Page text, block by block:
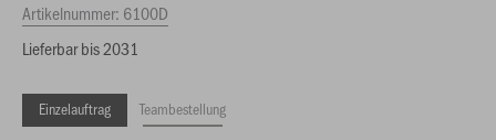
Artikelnummer: 6100D
Lieferbar bis 2031
Einzelauftrag Teambestellung